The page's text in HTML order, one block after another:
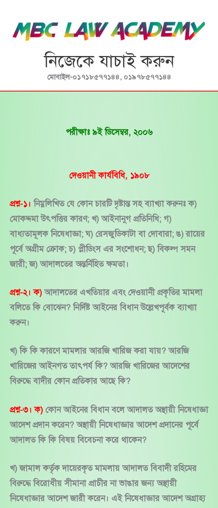
content
নিজেকে যাচাই করুন
মোবাইল-০১৭১৮৫৭৭১৪৪, ০১৯৭৮৫৭৭১৪৪
পরীক্ষাঃ ৯ই ডিসেম্বর, ২০০৬
দেওয়ানী কার্যবিধি, ১৯০৮
প্রশ্ন-১। নিম্নলিখিত যে কোন চারটি দৃষ্টান্ত সহ ব্যাখ্যা করুনঃ ক)
মোকদ্দমা উৎপত্তির কারণ; খ) আইনানুগ প্রতিনিধি; গ)
বাধ্যতামূলক নিষেধাজ্ঞা; ঘ) রেসজুডিকাটা বা দোবারা; ঙ) রায়ের
পূর্বে অগ্রীম ক্রোক; চ) প্লীডিংস এর সংশোধন; ছ) বিকল্প সমন
জারী; জ) আদালতের অন্তর্নিহিত ক্ষমতা।
প্রশ্ন-২। ক)আদালতের এখতিয়ার এবং দেওয়ানী প্রকৃতির মামলা
বলিতে কি বোঝেন? নির্দিষ্ট আইনের বিধান উল্লেখপূর্বক ব্যাখ্যা
করুন।
খ) কি কি কারণে মামলার আরজি খারিজ করা যায়? আরজি
খারিজের আইনগত তাৎপর্য কি? আরজি খারিজের আদেশের
বিরুদ্ধে বাদীর কোন প্রতিকার আছে কি?
প্রশ্ন-৩। ক) কোন আইনের বিধান বলে আদালত অস্থায়ী নিষেধাজ্ঞা
আদেশ প্রদান করেন? অস্থায়ী নিষেধাজ্ঞার আদেশ প্রদানের পূর্বে
আদালত কি কি বিষয় বিবেচনা করে থাকেন?
খ) জামাল কর্তৃক দায়েরকৃত মামলায় আদালত বিবাদী রহিমের
বিরুদ্ধে বিরোধীয় সীমানা প্রাচীর না ভাঙার জন্য অস্থায়ী
নিষেধাজ্ঞার আদেশ জারী করেন। এই নিষেধাজ্ঞার আদেশ অগ্রাহ্য